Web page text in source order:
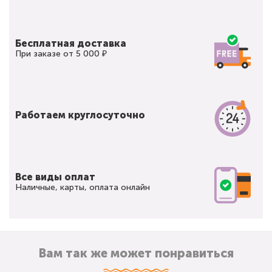
Бесплатная доставка
При заказе от 5 000 ₽
Работаем круглосуточно
Все виды оплат
Наличные, карты, оплата онлайн
Вам так же может понравиться